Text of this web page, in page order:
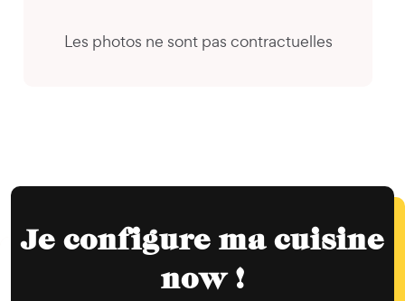
Les photos ne sont pas contractuelles
Je configure ma cuisine
now !